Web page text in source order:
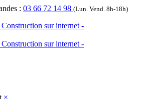
: 03 66 72 14 98 (Lun. Vend. 8h-18h)
×